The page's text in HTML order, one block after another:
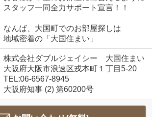
スタッフ一同全力サポート宣言！！
なんば、大国町でのお部屋探しは
地域密着の「大国住まい」
株式会社ダブルジェイシー 大国住まい
大阪府大阪市浪速区戎本町１丁目5-20
TEL:06-6567-8945
大阪府知事 (2) 第60200号